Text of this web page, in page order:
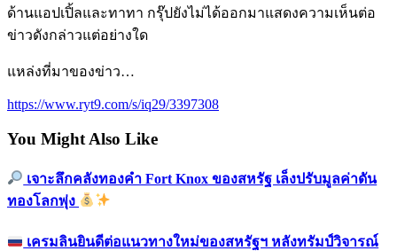
ด้านแอปเปิ้ลและทาทา กรุ๊ปยังไม่ได้ออกมาแสดงความเห็นต่อ
ข่าวดังกล่าวแต่อย่างใด
แหล่งที่มาของข่าว…
https://www.ryt9.com/s/iq29/3397308
You Might Also Like
เจาะลึกคลังทองคำ Fort Knox ของสหรัฐ เล็งปรับมูลค่าดัน
ทองโลกพุ่ง
เครมลินยินดีต่อแนวทางใหม่ของสหรัฐฯ หลังทรัมป์วิจารณ์